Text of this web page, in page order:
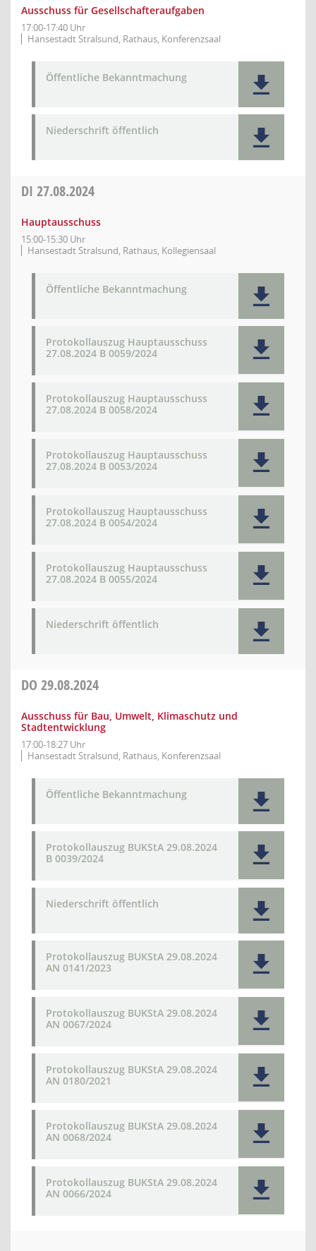
Ausschuss für Gesellschafteraufgaben
17:00-17:40 Uhr
Hansestadt Stralsund, Rathaus, Konferenzsaal
Öffentliche Bekanntmachung
Niederschrift öffentlich
DI 27.08.2024
Hauptausschuss
15:00-15:30 Uhr
Hansestadt Stralsund, Rathaus, Kollegiensaal
Öffentliche Bekanntmachung
Protokollauszug Hauptausschuss
27.08.2024 B 0059/2024
Protokollauszug Hauptausschuss
27.08.2024 B 0058/2024
Protokollauszug Hauptausschuss
27.08.2024 B 0053/2024
Protokollauszug Hauptausschuss
27.08.2024 B 0054/2024
Protokollauszug Hauptausschuss
27.08.2024 B 0055/2024
Niederschrift öffentlich
DO 29.08.2024
Ausschuss für Bau, Umwelt, Klimaschutz und
Stadtentwicklung
17:00-18:27 Uhr
Hansestadt Stralsund, Rathaus, Konferenzsaal
Öffentliche Bekanntmachung
Protokollauszug BUKStA 29.08.2024
B 0039/2024
Niederschrift öffentlich
Protokollauszug BUKStA 29.08.2024
AN 0141/2023
Protokollauszug BUKStA 29.08.2024
AN 0067/2024
Protokollauszug BUKStA 29.08.2024
AN 0180/2021
Protokollauszug BUKStA 29.08.2024
AN 0068/2024
Protokollauszug BUKStA 29.08.2024
AN 0066/2024